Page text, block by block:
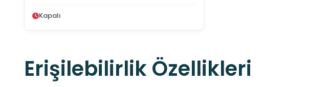
Kapalı
Erişilebilirlik Özellikleri